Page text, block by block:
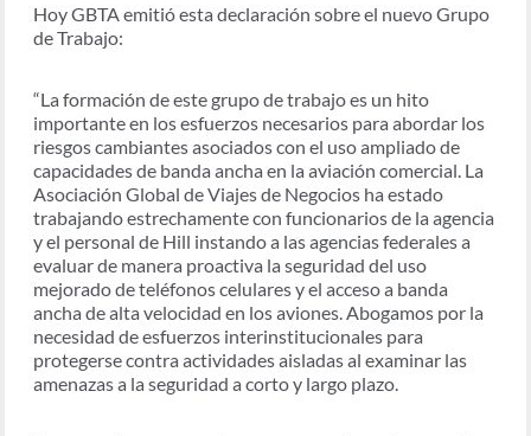
Hoy GBTA emitió esta declaración sobre el nuevo Grupo
de Trabajo:
“La formación de este grupo de trabajo es un hito
importante en los esfuerzos necesarios para abordar los
riesgos cambiantes asociados con el uso ampliado de
capacidades de banda ancha en la aviación comercial. La
Asociación Global de Viajes de Negocios ha estado
trabajando estrechamente con funcionarios de la agencia
y el personal de Hill instando a las agencias federales a
evaluar de manera proactiva la seguridad del uso
mejorado de teléfonos celulares y el acceso a banda
ancha de alta velocidad en los aviones. Abogamos por la
necesidad de esfuerzos interinstitucionales para
protegerse contra actividades aisladas al examinar las
amenazas a la seguridad a corto y largo plazo.